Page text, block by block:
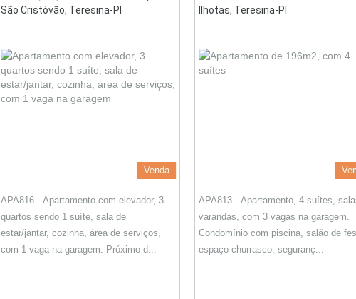
São Cristóvão, Teresina-PI
Venda
APA816 - Apartamento com elevador, 3
quartos sendo 1 suíte, sala de
estar/jantar, cozinha, área de serviços,
com 1 vaga na garagem. Próximo d...
Ilhotas, Teresina-PI
APA813 - Apartamento, 4 suítes,
varandas, com 3 vagas na garagem.
Condomínio com piscina, salão de
espaço churrasco, seguranç...